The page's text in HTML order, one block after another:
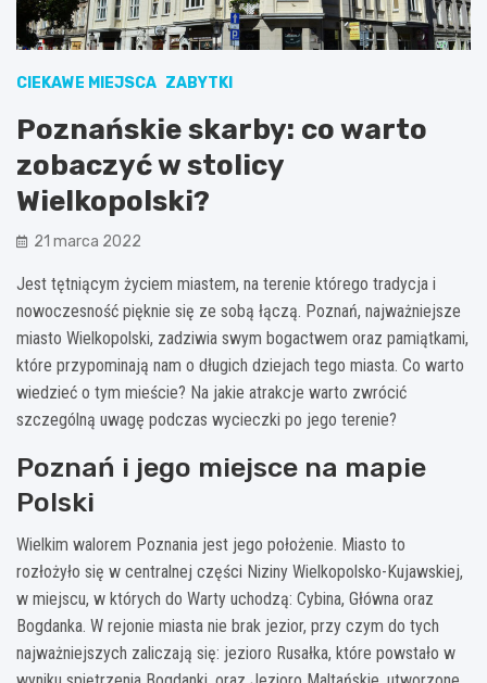
CIEKAWE MIEJSCA ZABYTKI
Poznańskie skarby: co warto
zobaczyć w stolicy
Wielkopolski?
21 marca 2022
Jest tętniącym życiem miastem, na terenie którego tradycja i
nowoczesność pięknie się ze sobą łączą. Poznań, najważniejsze
miasto Wielkopolski, zadziwia swym bogactwem oraz pamiątkami,
które przypominają nam o długich dziejach tego miasta. Co warto
wiedzieć o tym mieście? Na jakie atrakcje warto zwrócić
szczególną uwagę podczas wycieczki po jego terenie?
Poznań i jego miejsce na mapie
Polski
Wielkim walorem Poznania jest jego położenie. Miasto to
rozłożyło się w centralnej części Niziny Wielkopolsko-Kujawskiej,
w miejscu, w których do Warty uchodzą: Cybina, Główna oraz
Bogdanka. W rejonie miasta nie brak jezior, przy czym do tych
najważniejszych zaliczają się: jezioro Rusałka, które powstało w